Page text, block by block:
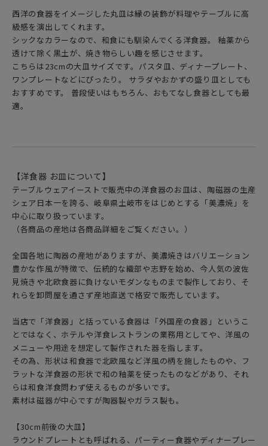
西洋の食器をイメージした丸皿は縁の装飾が料理やテーブルに高
級感を演出してくれます。
シックなカラーなので、和食にも馴染んでくる洋食器。 釉薬から
透けて除く黒土が、焼き物らしい趣を感じさせます。
こちらは23cmの大皿サイズです。パスタ皿、ディナープレート、
ワンプレートなどにぴったり。 サラダやおかずの盛り皿としても
おすすめです。 普段使いはもちろん、おもてなし食器としても最
適。
【洋食器 お皿について】
テーブルウェアイーストで販売中の洋食器のお皿は、陶磁器の生産
シェア日本一を誇る、岐阜県土岐市をはじめとする「美濃焼」を
中心に取り扱っています。
（各商品の産地は各商品詳細をご覧ください。）
全国各地に陶器の産地がありますが、美濃焼きはバリエーション
豊かな作風が特徴で、伝統的な織部や志野を始め、今人気の波佐
見焼きや北欧食器に負けないモダンなものまで製作しており、そ
れらを卸問屋を通さず産地直送で格安で販売しています。
当店で「洋食器」と括っている食器は「外国産の食器」というこ
とではなく、ホテルや洋食レストランの業務用としてや、洋風の
メニューや用途を想定して製作された器を指します。
その為、形状は和食器で北欧風など洋風の柄を施したものや、フ
ラットな洋食器の形状で和の釉薬を使ったものなどがあり、それ
らは和食洋食問わず使えるものが多いです。
素材は磁器が中心ですが陶器製やガラス製も。
【30cm前後の大皿】
ラウンドプレートとも呼ばれる、パーティー食器やディナープレー